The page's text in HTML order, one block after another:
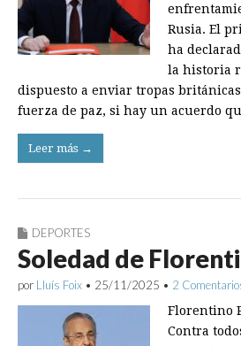
Rusia. El
ha
la historia
dispuesto a enviar tropas
fuerza de paz, si hay un acuerdo
Leer más →
DEPORTES
Soledad de
por Lluís Foix • 25/11/2025 • 2
Florentino
Contra